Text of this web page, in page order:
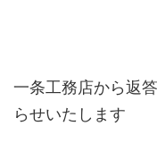
一条工務店から返
らせいたします